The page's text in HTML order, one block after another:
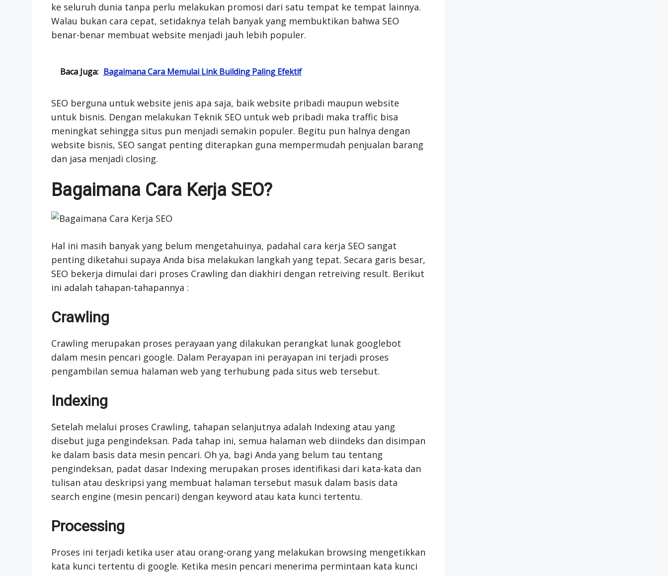
ke seluruh dunia tanpa perlu melakukan promosi dari satu tempat ke tempat lainnya.
Walau bukan cara cepat, setidaknya telah banyak yang membuktikan bahwa SEO
benar-benar membuat website menjadi jauh lebih populer.
Baca Juga: Bagaimana Cara Memulai Link Building Paling Efektif
SEO berguna untuk website jenis apa saja, baik website pribadi maupun website
untuk bisnis. Dengan melakukan Teknik SEO untuk web pribadi maka traffic bisa
meningkat sehingga situs pun menjadi semakin populer. Begitu pun halnya dengan
website bisnis, SEO sangat penting diterapkan guna mempermudah penjualan barang
dan jasa menjadi closing.
Bagaimana Cara Kerja SEO?
Hal ini masih banyak yang belum mengetahuinya, padahal cara kerja SEO sangat
penting diketahui supaya Anda bisa melakukan langkah yang tepat. Secara garis besar,
SEO bekerja dimulai dari proses Crawling dan diakhiri dengan retreiving result. Berikut
ini adalah tahapan-tahapannya :
Crawling
Crawling merupakan proses perayaan yang dilakukan perangkat lunak googlebot
dalam mesin pencari google. Dalam Perayapan ini perayapan ini terjadi proses
pengambilan semua halaman web yang terhubung pada situs web tersebut.
Indexing
Setelah melalui proses Crawling, tahapan selanjutnya adalah Indexing atau yang
disebut juga pengindeksan. Pada tahap ini, semua halaman web diindeks dan disimpan
ke dalam basis data mesin pencari. Oh ya, bagi Anda yang belum tau tentang
pengindeksan, padat dasar Indexing merupakan proses identifikasi dari kata-kata dan
tulisan atau deskripsi yang membuat halaman tersebut masuk dalam basis data
search engine (mesin pencari) dengan keyword atau kata kunci tertentu.
Processing
Proses ini terjadi ketika user atau orang-orang yang melakukan browsing mengetikkan
kata kunci tertentu di google. Ketika mesin pencari menerima permintaan kata kunci